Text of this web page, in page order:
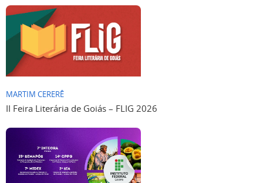
MARTIM CERERÊ
II Feira Literária de Goiás – FLIG 2026